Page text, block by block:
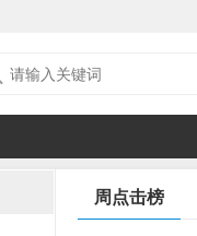
周点击榜